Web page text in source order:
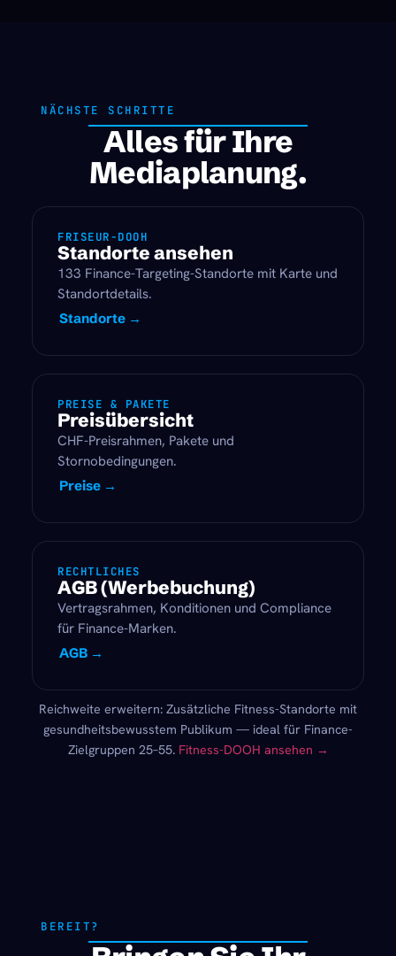
NÄCHSTE SCHRITTE
Alles für Ihre
Mediaplanung.
FRISEUR-DOOH
Standorte ansehen
133 Finance-Targeting-Standorte mit Karte und
Standortdetails.
Standorte →
PREISE & PAKETE
Preisübersicht
CHF-Preisrahmen, Pakete und
Stornobedingungen.
Preise →
RECHTLICHES
AGB (Werbebuchung)
Vertragsrahmen, Konditionen und Compliance
für Finance-Marken.
AGB →
Reichweite erweitern: Zusätzliche Fitness-Standorte mit
gesundheitsbewusstem Publikum — ideal für Finance-
Zielgruppen 25–55. Fitness-DOOH ansehen →
BEREIT?